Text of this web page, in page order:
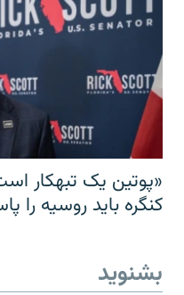
«پوتین یک تبهکار
کنگره باید روسیه را
بشنوید